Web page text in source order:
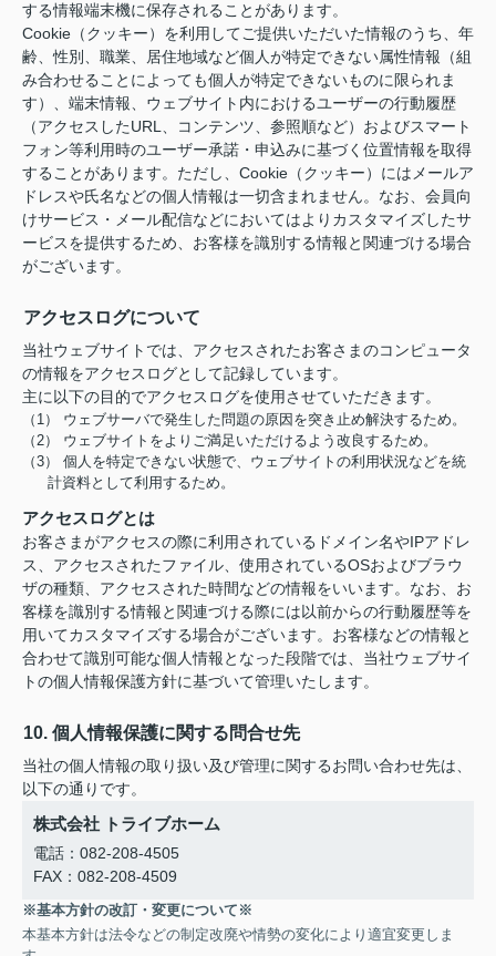
する情報端末機に保存されることがあります。
Cookie（クッキー）を利用してご提供いただいた情報のうち、年
齢、性別、職業、居住地域など個人が特定できない属性情報（組
み合わせることによっても個人が特定できないものに限られま
す）、端末情報、ウェブサイト内におけるユーザーの行動履歴
（アクセスしたURL、コンテンツ、参照順など）およびスマート
フォン等利用時のユーザー承諾・申込みに基づく位置情報を取得
することがあります。ただし、Cookie（クッキー）にはメールア
ドレスや氏名などの個人情報は一切含まれません。なお、会員向
けサービス・メール配信などにおいてはよりカスタマイズしたサ
ービスを提供するため、お客様を識別する情報と関連づける場合
がございます。
アクセスログについて
当社ウェブサイトでは、アクセスされたお客さまのコンピュータ
の情報をアクセスログとして記録しています。
主に以下の目的でアクセスログを使用させていただきます。
（1） ウェブサーバで発生した問題の原因を突き止め解決するため。
（2） ウェブサイトをよりご満足いただけるよう改良するため。
（3） 個人を特定できない状態で、ウェブサイトの利用状況などを統
計資料として利用するため。
アクセスログとは
お客さまがアクセスの際に利用されているドメイン名やIPアドレ
ス、アクセスされたファイル、使用されているOSおよびブラウ
ザの種類、アクセスされた時間などの情報をいいます。なお、お
客様を識別する情報と関連づける際には以前からの行動履歴等を
用いてカスタマイズする場合がございます。お客様などの情報と
合わせて識別可能な個人情報となった段階では、当社ウェブサイ
トの個人情報保護方針に基づいて管理いたします。
10. 個人情報保護に関する問合せ先
当社の個人情報の取り扱い及び管理に関するお問い合わせ先は、
以下の通りです。
株式会社 トライブホーム
電話：082-208-4505
FAX：082-208-4509
※基本方針の改訂・変更について※
本基本方針は法令などの制定改廃や情勢の変化により適宜変更しま